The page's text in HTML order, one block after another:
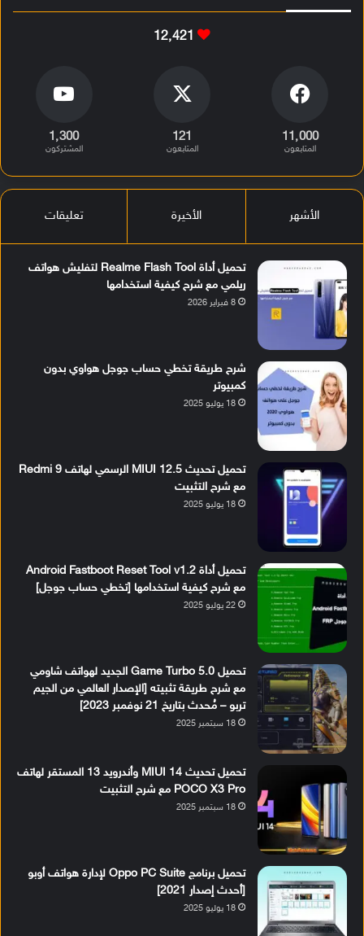
12٬421
11٬000
المتابعون
121
المتابعون
1٬300
المشتركون
الأشهر الأخيرة تعليقات
تحميل أداة Realme Flash Tool لتفليش هواتف
ريلمي مع شرح كيفية استخدامها
8 فبراير 2026
شرح طريقة تخطي حساب جوجل هواوي بدون
كمبيوتر
18 يوليو 2025
تحميل تحديث MIUI 12.5 الرسمي لهاتف Redmi 9
مع شرح التثبيت
18 يوليو 2025
تحميل أداة Android Fastboot Reset Tool v1.2
مع شرح كيفية استخدامها [تخطي حساب جوجل]
22 يوليو 2025
تحميل Game Turbo 5.0 الجديد لهواتف شاومي
مع شرح طريقة تثبيته [الإصدار العالمي من الجيم
تربو – مُحدث بتاريخ 21 نوفمبر 2023]
18 سبتمبر 2025
تحميل تحديث MIUI 14 وأندرويد 13 المستقر لهاتف
POCO X3 Pro مع شرح التثبيت
18 سبتمبر 2025
تحميل برنامج Oppo PC Suite لإدارة هواتف أوبو
[أحدث إصدار 2021]
18 يوليو 2025